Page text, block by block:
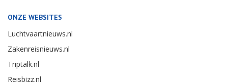
ONZE WEBSITES
Luchtvaartnieuws.nl
Zakenreisnieuws.nl
Triptalk.nl
Reisbizz.nl